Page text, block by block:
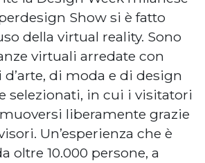
Show si è fatto
della virtual reality. Sono
virtuali arredate con
di moda e di design
selezionati, in cui i visitatori
liberamente grazie
Un’esperienza che è
oltre 10.000 persone, a